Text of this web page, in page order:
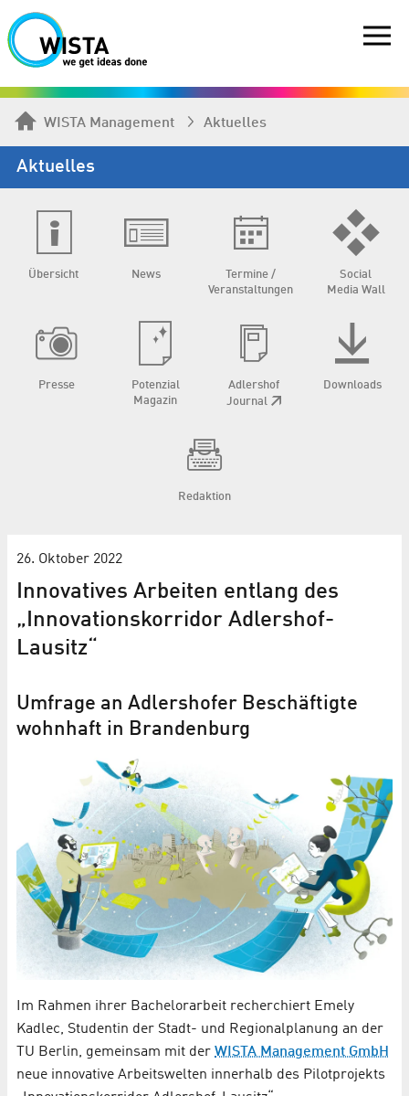
WISTA Management Aktuelles
Aktuelles
Übersicht News
Termine /
Veranstaltungen
Social
Media Wall
Presse
Potenzial
Magazin
Adlershof
Journal
Downloads
Redaktion
26. Oktober 2022
Innovatives Arbeiten entlang des
„Innovationskorridor Adlershof-
Lausitz“
Umfrage an Adlershofer Beschäftigte
wohnhaft in Brandenburg
Im Rahmen ihrer Bachelorarbeit recherchiert Emely
Kadlec, Studentin der Stadt- und Regionalplanung an der
TU Berlin, gemeinsam mit der WISTA Management GmbH
neue innovative Arbeitswelten innerhalb des Pilotprojekts